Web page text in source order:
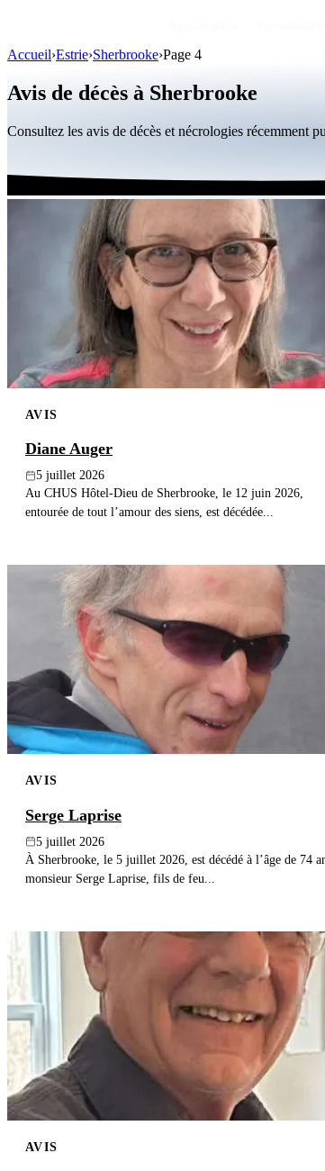
Accueil›Estrie›Sherbrooke›Page 4
Avis de décès à Sherbrooke
Consultez les avis de décès et nécrologies récemment
AVIS
Diane Auger
5 juillet 2026
Au CHUS Hôtel-Dieu de Sherbrooke, le 12 juin 2026,
entourée de tout l’amour des siens, est décédée...
AVIS
Serge Laprise
5 juillet 2026
À Sherbrooke, le 5 juillet 2026, est décédé à l’âge de 74
monsieur Serge Laprise, fils de feu...
AVIS